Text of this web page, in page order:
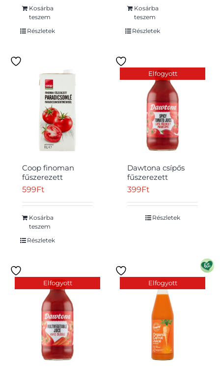
Kosárba
teszem
Részletek
Kosárba
teszem
Részletek
Coop finoman
fűszerezett
paradicsomlé
1 l
599Ft
Kosárba
teszem
Részletek
Elfogyott
Dawtona csípős
fűszerezett
paradicsomlé 330
399Ft
Részletek
Elfogyott Elfogyott